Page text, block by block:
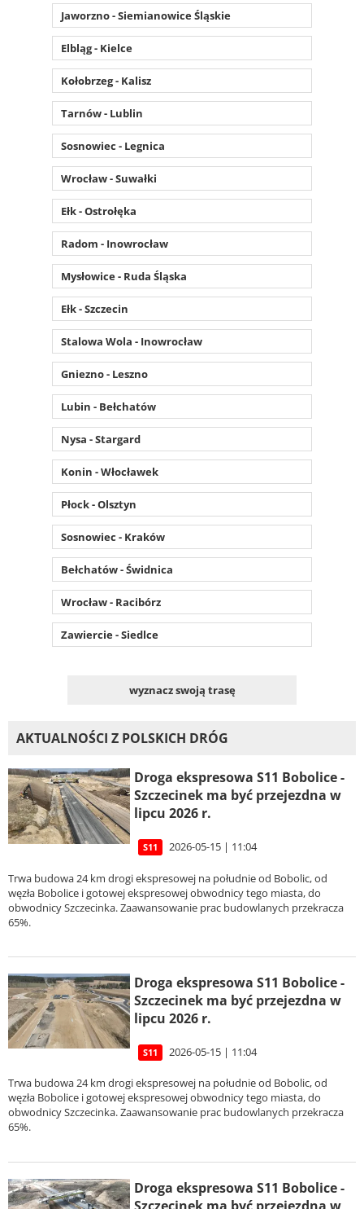
Jaworzno - Siemianowice Śląskie
Elbląg - Kielce
Kołobrzeg - Kalisz
Tarnów - Lublin
Sosnowiec - Legnica
Wrocław - Suwałki
Ełk - Ostrołęka
Radom - Inowrocław
Mysłowice - Ruda Śląska
Ełk - Szczecin
Stalowa Wola - Inowrocław
Gniezno - Leszno
Lubin - Bełchatów
Nysa - Stargard
Konin - Włocławek
Płock - Olsztyn
Sosnowiec - Kraków
Bełchatów - Świdnica
Wrocław - Racibórz
Zawiercie - Siedlce
wyznacz swoją trasę
AKTUALNOŚCI Z POLSKICH DRÓG
Droga ekspresowa S11 Bobolice -
Szczecinek ma być przejezdna w
lipcu 2026 r.
S11 2026-05-15 | 11:04
Trwa budowa 24 km drogi ekspresowej na południe od Bobolic, od
węzła Bobolice i gotowej ekspresowej obwodnicy tego miasta, do
obwodnicy Szczecinka. Zaawansowanie prac budowlanych przekracza
65%.
Droga ekspresowa S11 Bobolice -
Szczecinek ma być przejezdna w
lipcu 2026 r.
S11 2026-05-15 | 11:04
Trwa budowa 24 km drogi ekspresowej na południe od Bobolic, od
węzła Bobolice i gotowej ekspresowej obwodnicy tego miasta, do
obwodnicy Szczecinka. Zaawansowanie prac budowlanych przekracza
65%.
Droga ekspresowa S11 Bobolice -